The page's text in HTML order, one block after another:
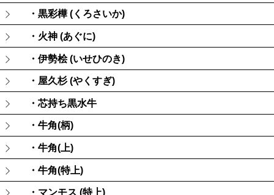
・黒彩樺 (くろさいか)
・火神 (あぐに)
・伊勢桧 (いせひのき)
・屋久杉 (やくすぎ)
・芯持ち黒水牛
・牛角(柄)
・牛角(上)
・牛角(特上)
・マンモス (特上)